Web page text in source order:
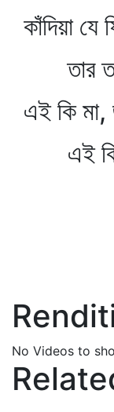
কাঁদিয়া যে
তার
এই কি মা,
এই কি
No Videos to